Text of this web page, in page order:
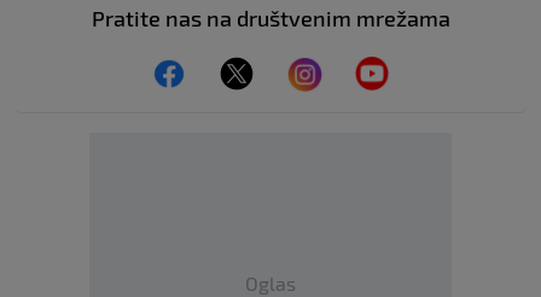
Pratite nas na društvenim mrežama
Oglas